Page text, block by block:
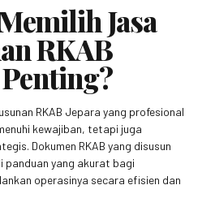
Jasa
RKAB
RKAB Jepara yang profesional
kewajiban, tetapi juga
Dokumen RKAB yang disusun
panduan yang akurat bagi
operasinya secara efisien dan